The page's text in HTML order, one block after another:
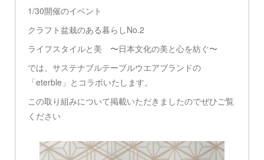
1/30開催のイベント
クラフト盆栽のある暮らしNo.2
ライフスタイルと美 〜日本文化の美と心を紡ぐ〜
では、サステナブルテーブルウエアブランドの
「eterble」とコラボいたします。
この取り組みについて掲載いただきましたのでぜひご覧
ください